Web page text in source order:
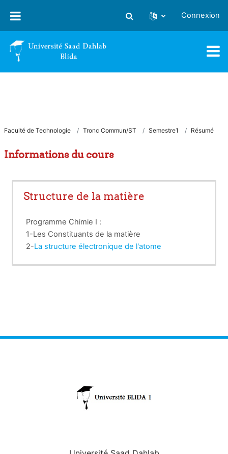
Activer/désactiver la saisie
Connexion
Faculté de Technologie Tronc Commun/ST Semestre1 Résumé
Informations du cours
Structure de la matière
Programme Chimie I :
1-Les Constituants de la matière
2-La structure électronique de l'atome